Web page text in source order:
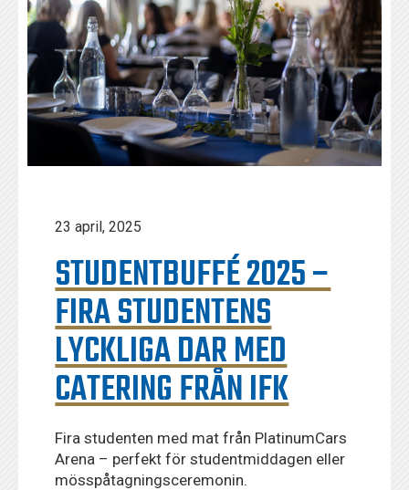
23 april, 2025
STUDENTBUFFÉ 2025 –
FIRA STUDENTENS
LYCKLIGA DAR MED
CATERING FRÅN IFK
Fira studenten med mat från PlatinumCars
Arena – perfekt för studentmiddagen eller
mösspåtagningsceremonin.